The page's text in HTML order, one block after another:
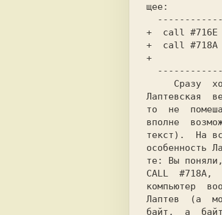
щее:
+  call #716E
+  call #718A
+
Лаптевская
то  не
вполне
текст).  На
особенность
те: Вы
CALL  #718A,
компьютер
Лаптев  (а
байт,  а